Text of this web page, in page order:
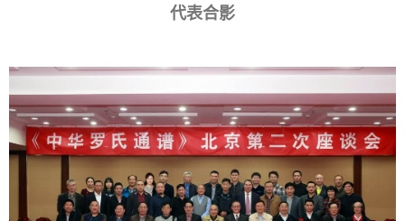
代表合影